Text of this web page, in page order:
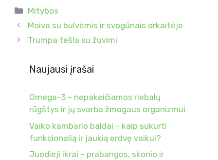
Kategorijos
Mitybos
Moiva su bulvėmis ir svogūnais orkaitėje
Trumpa tešla su žuvimi
Naujausi įrašai
Omega-3 – nepakeičiamos riebalų
rūgštys ir jų svarba žmogaus organizmui
Vaiko kambario baldai – kaip sukurti
funkcionalią ir jaukią erdvę vaikui?
Juodieji ikrai – prabangos, skonio ir